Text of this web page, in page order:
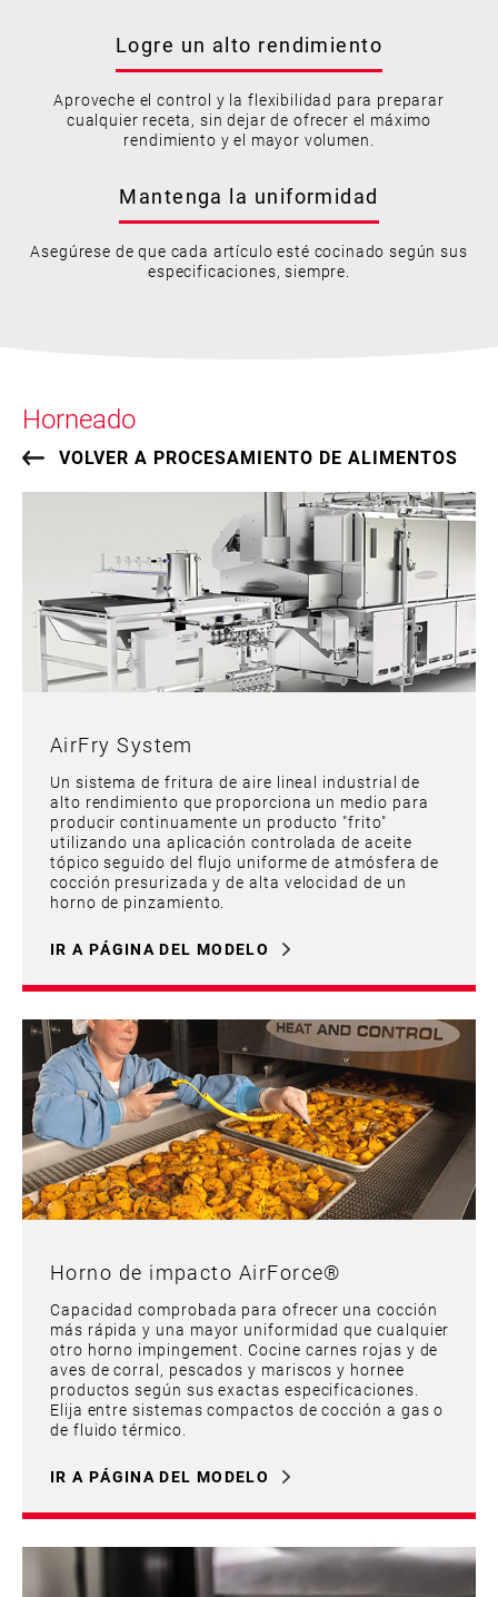
Logre un alto rendimiento
Aproveche el control y la flexibilidad para preparar
cualquier receta, sin dejar de ofrecer el máximo
rendimiento y el mayor volumen.
Mantenga la uniformidad
Asegúrese de que cada artículo esté cocinado según sus
especificaciones, siempre.
Horneado
VOLVER A PROCESAMIENTO DE ALIMENTOS
AirFry System
Un sistema de fritura de aire lineal industrial de
alto rendimiento que proporciona un medio para
producir continuamente un producto "frito"
utilizando una aplicación controlada de aceite
tópico seguido del flujo uniforme de atmósfera de
cocción presurizada y de alta velocidad de un
horno de pinzamiento.
IR A PÁGINA DEL MODELO
Horno de impacto AirForce®
Capacidad comprobada para ofrecer una cocción
más rápida y una mayor uniformidad que cualquier
otro horno impingement. Cocine carnes rojas y de
aves de corral, pescados y mariscos y hornee
productos según sus exactas especificaciones.
Elija entre sistemas compactos de cocción a gas o
de fluido térmico.
IR A PÁGINA DEL MODELO